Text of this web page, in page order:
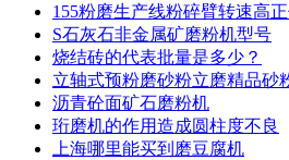
155粉磨生产线粉碎臂转速高
S石灰石非金属矿磨粉机型号
烧结砖的代表批量是多少？
立轴式预粉磨砂粉立磨精品砂
沥青砼面矿石磨粉机
珩磨机的作用造成圆柱度不良
上海哪里能买到磨豆腐机